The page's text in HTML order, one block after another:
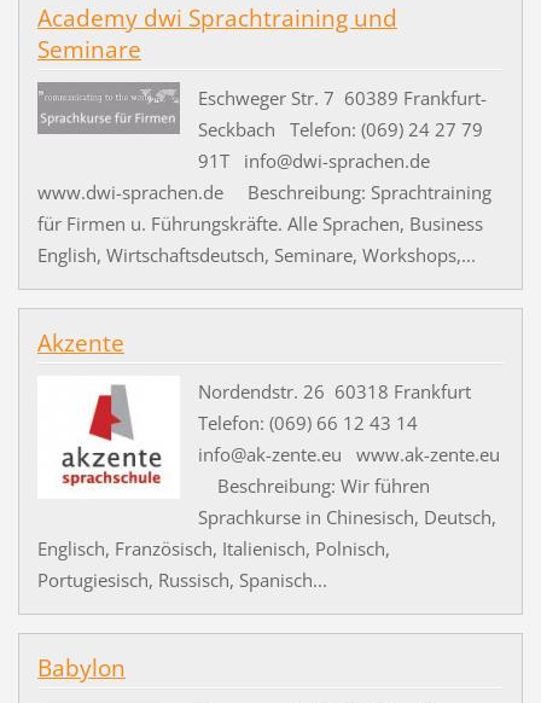
Academy dwi Sprachtraining und
Seminare
Eschweger Str. 7 60389 Frankfurt-
Seckbach Telefon: (069) 24 27 79
91T info@dwi-sprachen.de
www.dwi-sprachen.de Beschreibung: Sprachtraining
für Firmen u. Führungskräfte. Alle Sprachen, Business
English, Wirtschaftsdeutsch, Seminare, Workshops,...
Akzente
Nordendstr. 26 60318 Frankfurt
Telefon: (069) 66 12 43 14
info@ak-zente.eu www.ak-zente.eu
Beschreibung: Wir führen
Sprachkurse in Chinesisch, Deutsch,
Englisch, Französisch, Italienisch, Polnisch,
Portugiesisch, Russisch, Spanisch...
Babylon